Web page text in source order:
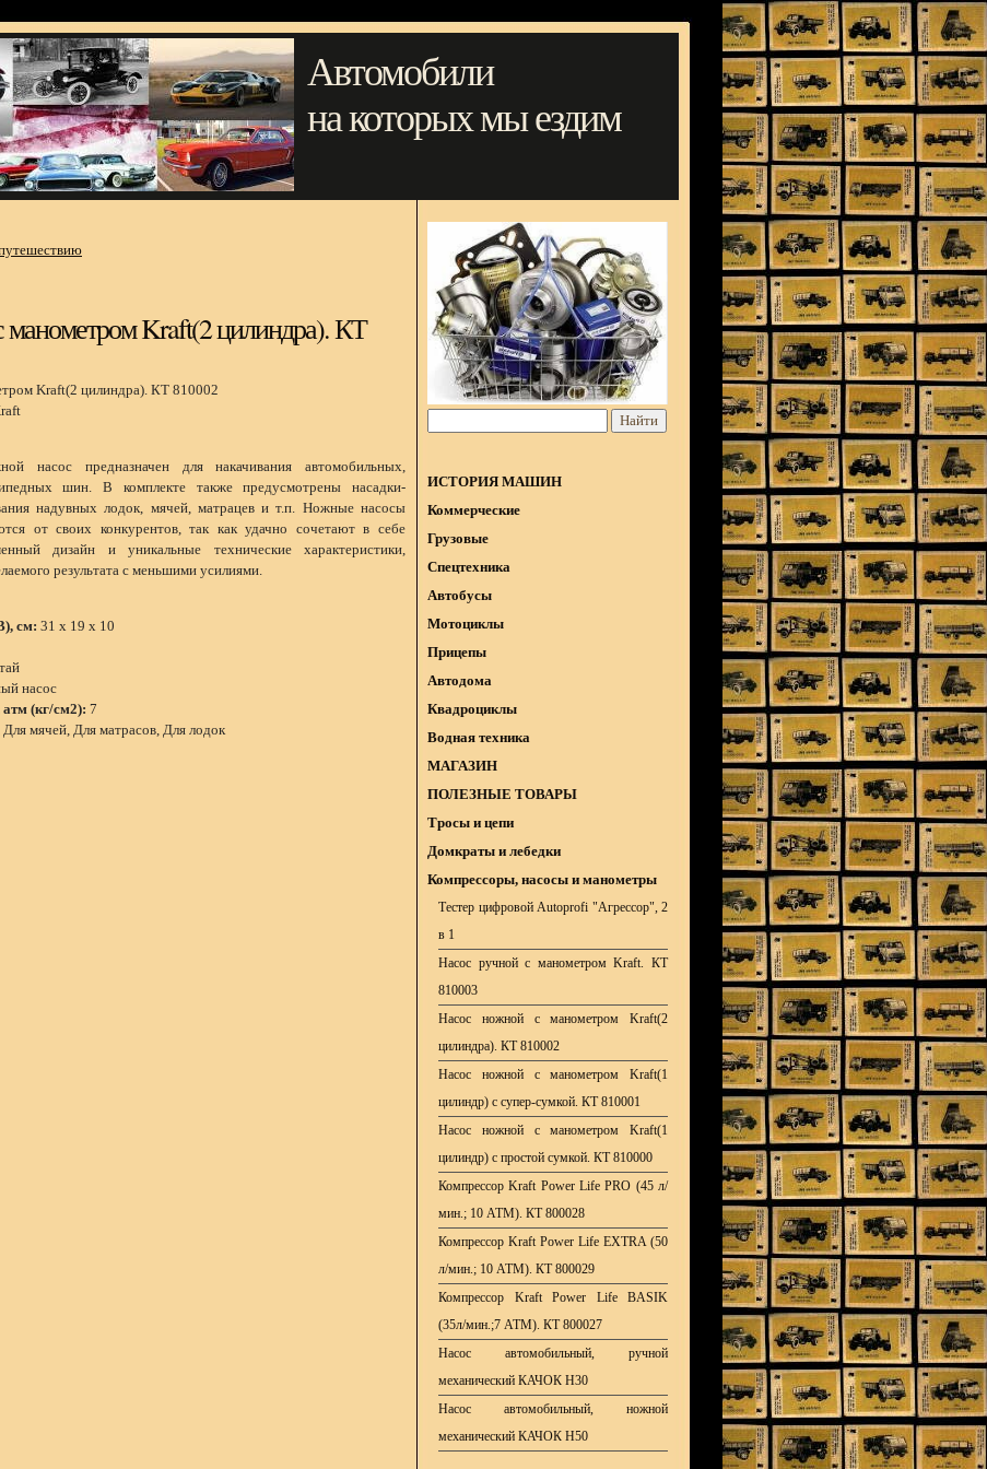
Автомобили
на которых мы ездим
Kraft(2 цилиндра). КТ
насос предназначен для накачивания автомобильных,
шин. В комплекте также предусмотрены насадки-
надувных лодок, мячей, матрацев и т.п. Ножные насосы
от своих конкурентов, так как удачно сочетают в себе
дизайн и уникальные технические характеристики,
результата с меньшими усилиями.
см: 31 x 19 x 10
насос
(кг/см2): 7
Для мячей, Для матрасов, Для лодок
ИСТОРИЯ МАШИН
Коммерческие
Грузовые
Спецтехника
Автобусы
Мотоциклы
Прицепы
Автодома
Квадроциклы
Водная техника
МАГАЗИН
ПОЛЕЗНЫЕ ТОВАРЫ
Тросы и цепи
Домкраты и лебедки
Компрессоры, насосы и манометры
Тестер цифровой Autoprofi "Агрессор", 2
в 1
Насос ручной с манометром Kraft. КТ
810003
Насос ножной с манометром Kraft(2
цилиндра). КТ 810002
Насос ножной с манометром Kraft(1
цилиндр) с супер-сумкой. КТ 810001
Насос ножной с манометром Kraft(1
цилиндр) с простой сумкой. КТ 810000
Компрессор Kraft Power Life PRO (45 л/
мин.; 10 АТМ). КТ 800028
Компрессор Kraft Power Life EXTRA (50
л/мин.; 10 АТМ). КТ 800029
Компрессор Kraft Power Life BASIK
(35л/мин.;7 АТМ). КТ 800027
Насос автомобильный, ручной
механический КАЧОК Н30
Насос автомобильный, ножной
механический КАЧОК Н50